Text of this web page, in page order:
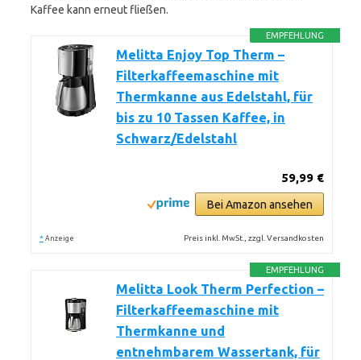
Kaffee kann erneut fließen.
EMPFEHLUNG
Melitta Enjoy Top Therm –
Filterkaffeemaschine mit
Thermkanne aus Edelstahl, für
bis zu 10 Tassen Kaffee, in
Schwarz/Edelstahl
59,99 €
Bei Amazon ansehen
* Anzeige Preis inkl. MwSt., zzgl. Versandkosten
EMPFEHLUNG
Melitta Look Therm Perfection –
Filterkaffeemaschine mit
Thermkanne und
entnehmbarem Wassertank, für